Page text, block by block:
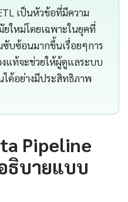
เป็นหัวข้อที่มีความ
ยใหม่โดยเฉพาะในยุคที่
บซ้อนมากขึ้นเรื่อยๆการ
งแท้จะช่วยให้ผู้ดูแลระบบ
ด้อย่างมีประสิทธิภาพ
Pipeline
ธิบายแบบ